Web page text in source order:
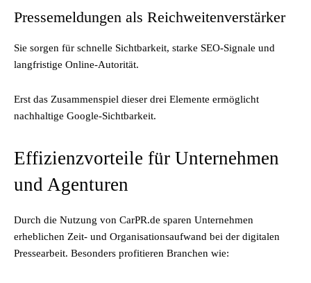
Pressemeldungen als Reichweitenverstärker
Sie sorgen für schnelle Sichtbarkeit, starke SEO-Signale und
langfristige Online-Autorität.
Erst das Zusammenspiel dieser drei Elemente ermöglicht
nachhaltige Google-Sichtbarkeit.
Effizienzvorteile für Unternehmen
und Agenturen
Durch die Nutzung von CarPR.de sparen Unternehmen
erheblichen Zeit- und Organisationsaufwand bei der digitalen
Pressearbeit. Besonders profitieren Branchen wie: